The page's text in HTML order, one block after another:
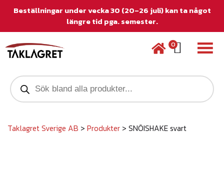
Beställningar under vecka 30 (20–26 juli) kan ta något
längre tid pga. semester.
0
P
r
o
c
Taklagret Sverige AB > Produkter > SNÖISHAKE svart